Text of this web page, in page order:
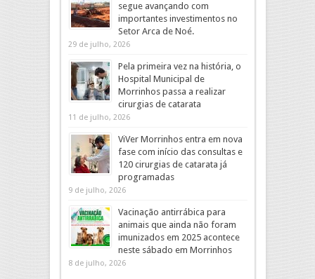
segue avançando com
importantes investimentos no
Setor Arca de Noé.
29 de julho, 2026
Pela primeira vez na história, o
Hospital Municipal de
Morrinhos passa a realizar
cirurgias de catarata
11 de julho, 2026
ViVer Morrinhos entra em nova
fase com início das consultas e
120 cirurgias de catarata já
programadas
9 de julho, 2026
Vacinação antirrábica para
animais que ainda não foram
imunizados em 2025 acontece
neste sábado em Morrinhos
8 de julho, 2026